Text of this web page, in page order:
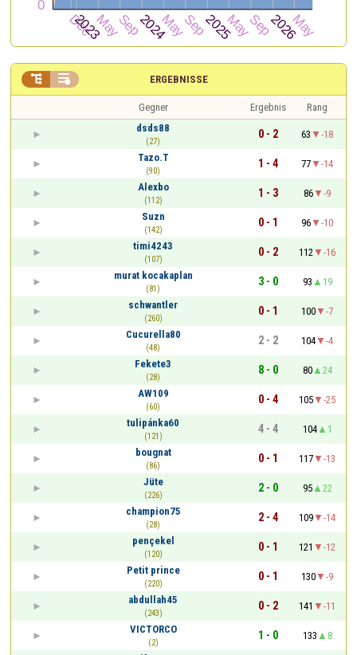
ERGEBNISSE
 
Gegner Ergebnis
Rang
dsds88
(27)
0 - 2 63
-18
Tazo.T
(90)
1 - 4 77
-14
Alexbo
(112)
1 - 3 86
-9
Suzn
(142)
0 - 1 96
-10
timi4243
(107)
0 - 2 112
-16
murat kocakaplan
(81)
3 - 0 93
19
schwantler
(260)
0 - 1 100
-7
Cucurella80
(48)
2 - 2 104
-4
Fekete3
(28)
8 - 0 80
24
AW109
(60)
0 - 4 105
-25
tulipánka60
(121)
4 - 4 104
1
bougnat
(86)
0 - 1 117
-13
Jüte
(226)
2 - 0 95
22
champion75
(28)
2 - 4 109
-14
pençekel
(120)
0 - 1 121
-12
Petit prince
(220)
0 - 1 130
-9
abdullah45
(243)
0 - 2 141
-11
VICTORCO
(2)
1 - 0 133
8